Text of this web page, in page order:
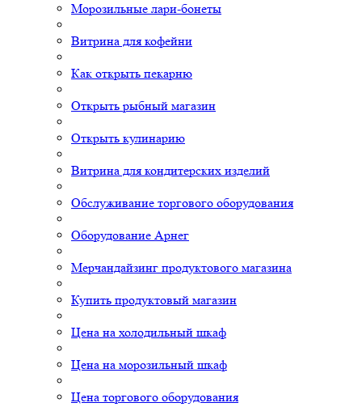
Морозильные лари-бонеты
Витрина для кофейни
Как открыть пекарню
Открыть рыбный магазин
Открыть кулинарию
Витрина для кондитерских изделий
Обслуживание торгового оборудования
Оборудование Арнег
Мерчандайзинг продуктового магазина
Купить продуктовый магазин
Цена на холодильный шкаф
Цена на морозильный шкаф
Цена торгового оборудования